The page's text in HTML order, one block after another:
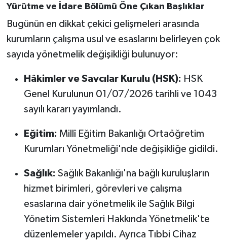
Yürütme ve İdare Bölümü Öne Çıkan Başlıklar
Bugünün en dikkat çekici gelişmeleri arasında
kurumların çalışma usul ve esaslarını belirleyen çok
sayıda yönetmelik değişikliği bulunuyor:
Hâkimler ve Savcılar Kurulu (HSK): HSK
Genel Kurulunun 01/07/2026 tarihli ve 1043
sayılı kararı yayımlandı.
Eğitim: Millî Eğitim Bakanlığı Ortaöğretim
Kurumları Yönetmeliği'nde değişikliğe gidildi.
Sağlık: Sağlık Bakanlığı'na bağlı kuruluşların
hizmet birimleri, görevleri ve çalışma
esaslarına dair yönetmelik ile Sağlık Bilgi
Yönetim Sistemleri Hakkında Yönetmelik'te
düzenlemeler yapıldı. Ayrıca Tıbbi Cihaz
KÜLTÜR-SANAT
MAGAZİN
MANŞET
Manyas
OLAY
OTOMOTİV
SAĞLIK
Savaştepe
SEYAHAT